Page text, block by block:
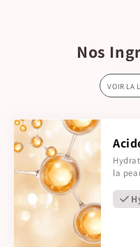
Nos
VOIR LA
la